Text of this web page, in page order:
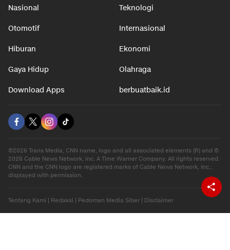
Nasional Teknologi
Otomotif Internasional
Hiburan Ekonomi
Gaya Hidup Olahraga
Download Apps berbuatbaik.id
©2026 Trans Media, CNN name, logo and all associated elements (R) and ©
2026 Cable News Network, Inc. A Time Warner Company. All rights reserved.
CNN and the CNN logo are registered marks of Cable News Network, Inc.,
displayed with permission.
Tentang Kami | Redaksi | Pedoman Media Siber | Disclaimer